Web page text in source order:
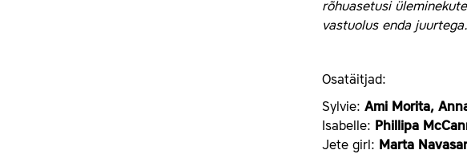
rõhuasetusi
vastuolus enda
Osatäitjad:
Sylvie: Ami Morita,
Isabelle: Phillipa
Jete girl: Marta